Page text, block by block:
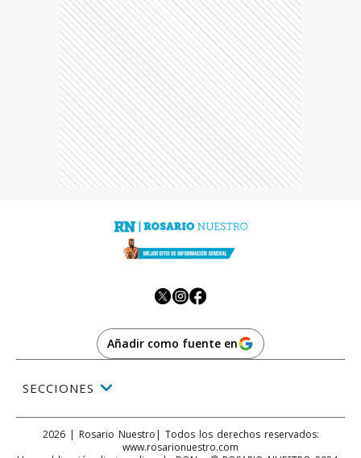
Añadir como fuente en
SECCIONES
2026| Rosario Nuestro | Todos los derechos reservados:
www.rosarionuestro.com